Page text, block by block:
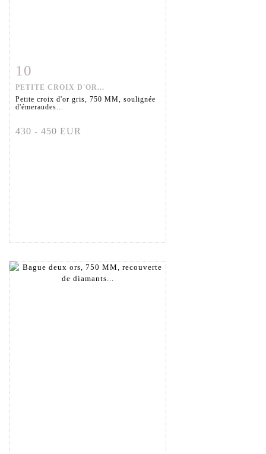
Fiche détaillée
10
PETITE CROIX D'OR...
Petite croix d'or gris, 750 MM, soulignée
d'émeraudes...
430 - 450 EUR